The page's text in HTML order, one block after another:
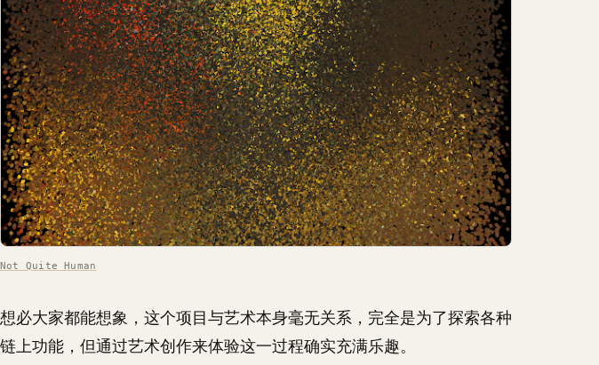
Not Quite Human
想必大家都能想象，这个项目与艺术本身毫无关系，完全是为了探索各种
链上功能，但通过艺术创作来体验这一过程确实充满乐趣。